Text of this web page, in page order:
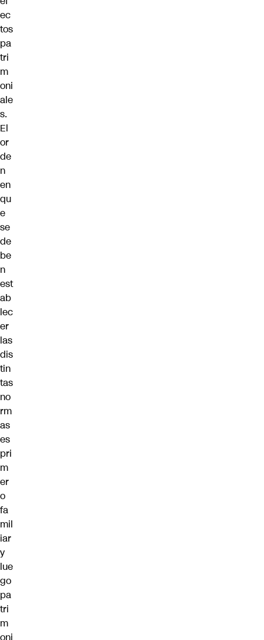
ec
tos
pa
tri
m
oni
ale
s.
El
or
de
n
en
qu
e
se
de
be
n
est
ab
lec
er
las
dis
tin
tas
no
rm
as
es
pri
m
er
o
fa
mil
iar
y
lue
go
pa
tri
m
oni